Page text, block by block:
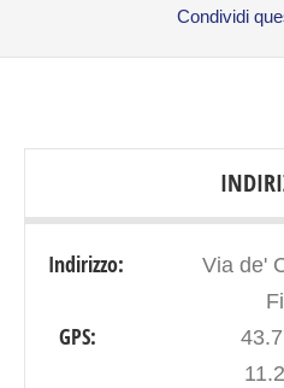
Condividi
Indirizzo:
Via de'
GPS: